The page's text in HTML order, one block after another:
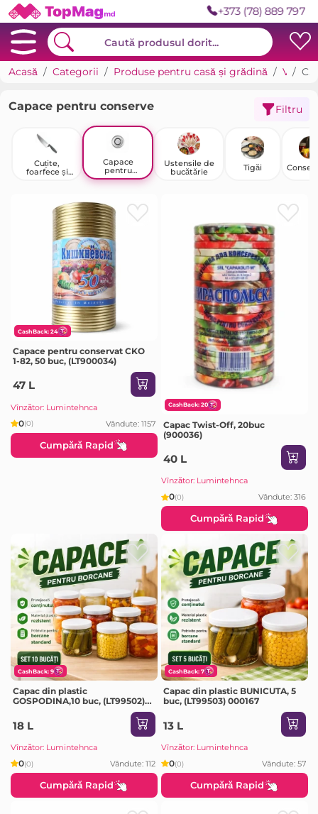
+373 (78) 889 797
Acasă Categorii Produse pentru casă și grădină Veselă și ustensile Capace pentru conserve
Capace pentru conserve Filtru
Cuțite,
foarfece și
Capace
pentru
conserve
Ustensile de
bucătărie
Tigăi
CashBack: 24
Capace pentru conservat CKO
1-82, 50 buc, (LT900034)
47 L
Vînzător: Lumintehnca
0(0) Vândute: 1157
Cumpără Rapid
CashBack: 20
Capac Twist-Off, 20buc
(900036)
40 L
Vînzător: Lumintehnca
0(0) Vândute: 316
Cumpără Rapid
CashBack: 9
Capac din plastic
GOSPODINA,10 buc, (LT99502)
18 L
Vînzător: Lumintehnca
0(0) Vândute: 112
Cumpără Rapid
CashBack: 7
Capac din plastic BUNICUTA, 5
buc, (LT99503) 000167
13 L
Vînzător: Lumintehnca
0(0) Vândute: 57
Cumpără Rapid